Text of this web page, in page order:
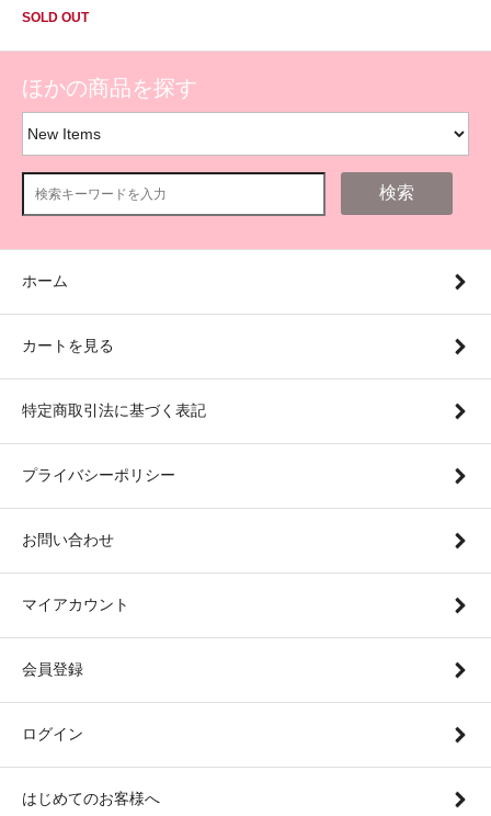
SOLD OUT
ほかの商品を探す
検索
ホーム
カートを見る
特定商取引法に基づく表記
プライバシーポリシー
お問い合わせ
マイアカウント
会員登録
ログイン
はじめてのお客様へ